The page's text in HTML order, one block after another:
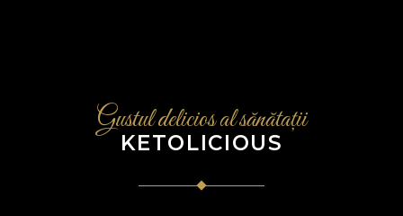
Gustul delicios al sănătații
KETOLICIOUS